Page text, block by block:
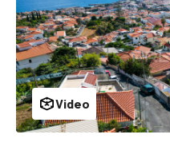
Video